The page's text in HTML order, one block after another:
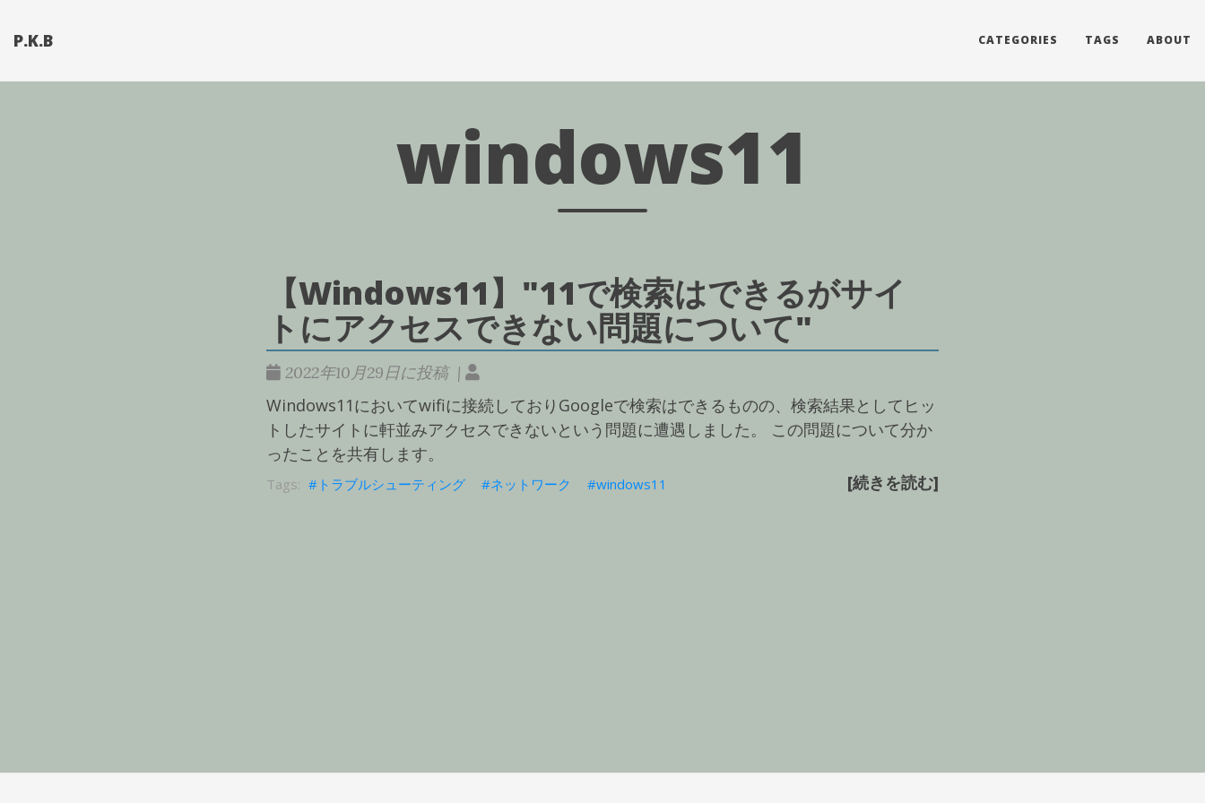
P.K.B CATEGORIES TAGS ABOUT
windows11
【Windows11】"11で検索はできるがサイ
トにアクセスできない問題について"
2022年10月29日に投稿 |
Windows11においてwifiに接続しておりGoogleで検索はできるものの、検索結果としてヒッ
トしたサイトに軒並みアクセスできないという問題に遭遇しました。 この問題について分か
ったことを共有します。
[続きを読む]
トラブルシューティング ネットワーク windows11